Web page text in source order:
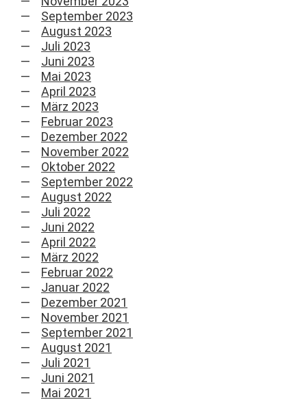
September 2023
August 2023
Juli 2023
Juni 2023
Mai 2023
April 2023
März 2023
Februar 2023
Dezember 2022
November 2022
Oktober 2022
September 2022
August 2022
Juli 2022
Juni 2022
April 2022
März 2022
Februar 2022
Januar 2022
Dezember 2021
November 2021
September 2021
August 2021
Juli 2021
Juni 2021
Mai 2021